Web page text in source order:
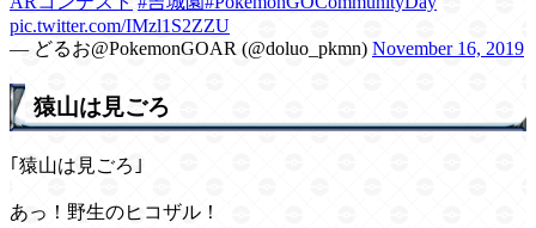
pic.twitter.com/IMzl1S2ZZU
— どるお@PokemonGOAR (@doluo_pkmn) November 16, 2019
猿山は見ごろ
｢猿山は見ごろ｣
あっ！野生のヒコザル！